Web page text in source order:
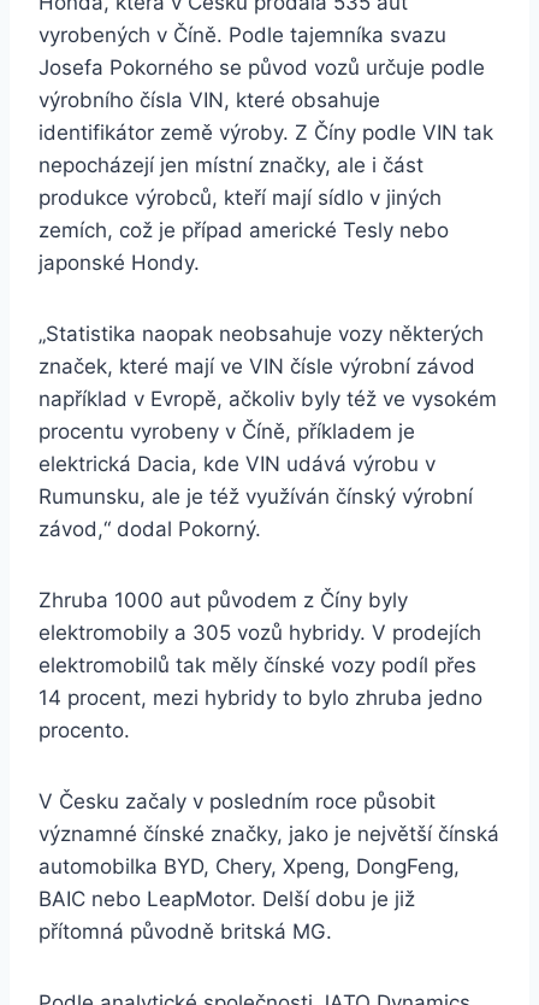
vyrobených v Číně. Podle tajemníka svazu
Josefa Pokorného se původ vozů určuje podle
výrobního čísla VIN, které obsahuje
identifikátor země výroby. Z Číny podle VIN tak
nepocházejí jen místní značky, ale i část
produkce výrobců, kteří mají sídlo v jiných
zemích, což je případ americké Tesly nebo
japonské Hondy.
„Statistika naopak neobsahuje vozy některých
značek, které mají ve VIN čísle výrobní závod
například v Evropě, ačkoliv byly též ve vysokém
procentu vyrobeny v Číně, příkladem je
elektrická Dacia, kde VIN udává výrobu v
Rumunsku, ale je též využíván čínský výrobní
závod,“ dodal Pokorný.
Zhruba 1000 aut původem z Číny byly
elektromobily a 305 vozů hybridy. V prodejích
elektromobilů tak měly čínské vozy podíl přes
14 procent, mezi hybridy to bylo zhruba jedno
procento.
V Česku začaly v posledním roce působit
významné čínské značky, jako je největší čínská
automobilka BYD, Chery, Xpeng, DongFeng,
BAIC nebo LeapMotor. Delší dobu je již
přítomná původně britská MG.